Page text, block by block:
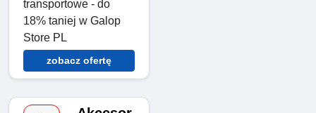
transportowe - do
18% taniej w Galop
Store PL
zobacz ofertę